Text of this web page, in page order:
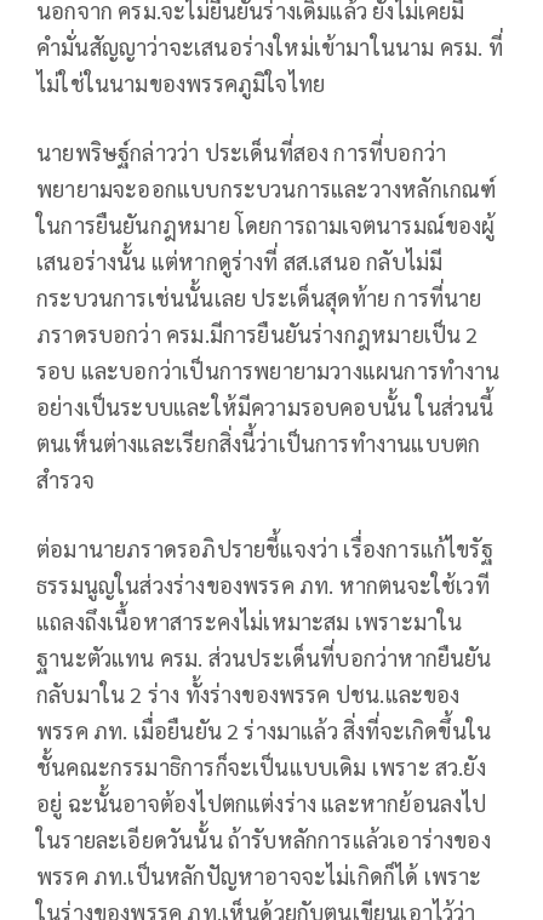
นอกจาก ครม.จะไม่ยืนยันร่างเดิมแล้ว ยังไม่เคยมี
คำมั่นสัญญาว่าจะเสนอร่างใหม่เข้ามาในนาม ครม. ที่
ไม่ใช่ในนามของพรรคภูมิใจไทย
นายพริษฐ์กล่าวว่า ประเด็นที่สอง การที่บอกว่า
พยายามจะออกแบบกระบวนการและวางหลักเกณฑ์
ในการยืนยันกฎหมาย โดยการถามเจตนารมณ์ของผู้
เสนอร่างนั้น แต่หากดูร่างที่ สส.เสนอ กลับไม่มี
กระบวนการเช่นนั้นเลย ประเด็นสุดท้าย การที่นาย
ภราดรบอกว่า ครม.มีการยืนยันร่างกฎหมายเป็น 2
รอบ และบอกว่าเป็นการพยายามวางแผนการทำงาน
อย่างเป็นระบบและให้มีความรอบคอบนั้น ในส่วนนี้
ตนเห็นต่างและเรียกสิ่งนี้ว่าเป็นการทำงานแบบตก
สำรวจ
ต่อมานายภราดรอภิปรายชี้แจงว่า เรื่องการแก้ไขรัฐ
ธรรมนูญในส่วงร่างของพรรค ภท. หากตนจะใช้เวที
แถลงถึงเนื้อหาสาระคงไม่เหมาะสม เพราะมาใน
ฐานะตัวแทน ครม. ส่วนประเด็นที่บอกว่าหากยืนยัน
กลับมาใน 2 ร่าง ทั้งร่างของพรรค ปชน.และของ
พรรค ภท. เมื่อยืนยัน 2 ร่างมาแล้ว สิ่งที่จะเกิดขึ้นใน
ชั้นคณะกรรมาธิการก็จะเป็นแบบเดิม เพราะ สว.ยัง
อยู่ ฉะนั้นอาจต้องไปตกแต่งร่าง และหากย้อนลงไป
ในรายละเอียดวันนั้น ถ้ารับหลักการแล้วเอาร่างของ
พรรค ภท.เป็นหลักปัญหาอาจจะไม่เกิดก็ได้ เพราะ
ในร่างของพรรค ภท.เห็นด้วยกับตนเขียนเอาไว้ว่า